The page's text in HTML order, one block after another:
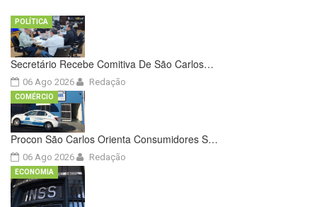
Secretário Recebe Comitiva De São Carlos…
06 Ago 2026
POLÍTICA
Redação
Procon São Carlos Orienta Consumidores S…
06 Ago 2026
COMÉRCIO
Redação
ECONOMIA